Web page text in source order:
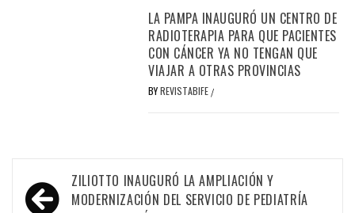
LA PAMPA INAUGURÓ UN CENTRO DE
RADIOTERAPIA PARA QUE PACIENTES
CON CÁNCER YA NO TENGAN QUE
VIAJAR A OTRAS PROVINCIAS
BYREVISTABIFE /
Navegación
de
ZILIOTTO INAUGURÓ LA AMPLIACIÓN Y
MODERNIZACIÓN DEL SERVICIO DE PEDIATRÍA